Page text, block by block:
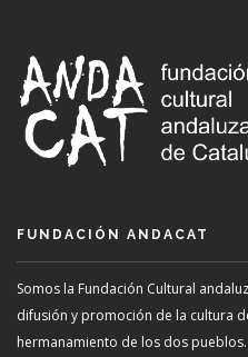
FUNDACIÓN ANDACAT
Somos la Fundación Cultural
difusión y promoción de la cultura
hermanamiento de los dos